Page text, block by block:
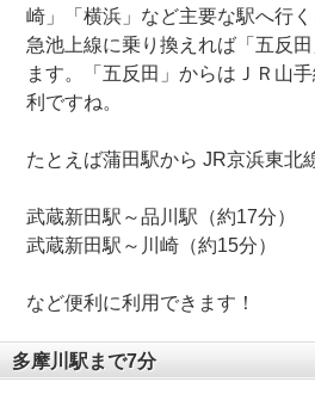
崎」「横浜」など主要な駅へ行
急池上線に乗り換えれば「五反
ます。「五反田」からはＪＲ山
利ですね。
たとえば蒲田駅から JR京浜東北
武蔵新田駅～品川駅（約17分）
武蔵新田駅～川崎（約15分）
など便利に利用できます！
多摩川駅まで7分